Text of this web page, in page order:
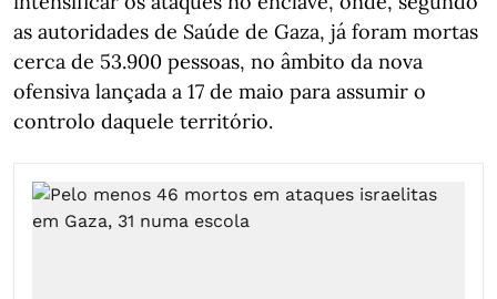
as autoridades de Saúde de Gaza, já foram mortas
cerca de 53.900 pessoas, no âmbito da nova
ofensiva lançada a 17 de maio para assumir o
controlo daquele território.